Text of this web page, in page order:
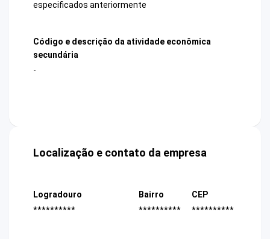
especificados anteriormente
Código e descrição da atividade econômica
secundária
-
Localização e contato da empresa
Logradouro
**********
Bairro
**********
CEP
**********